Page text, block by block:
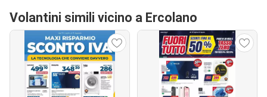
Volantini simili vicino a Ercolano